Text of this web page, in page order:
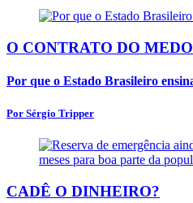
O CONTRATO DO MEDO
Por que o Estado Brasileiro
Por Sérgio Tripper
CADÊ O DINHEIRO?